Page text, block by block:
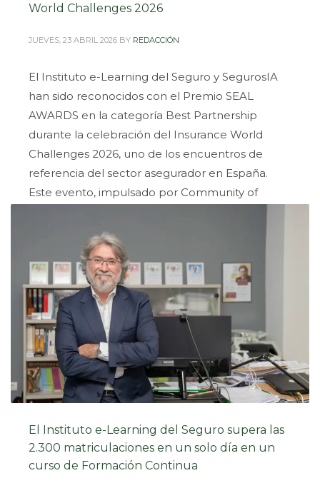
World Challenges 2026
JUEVES, 23 ABRIL 2026 BY REDACCIÓN
El Instituto e-Learning del Seguro y SegurosIA
han sido reconocidos con el Premio SEAL
AWARDS en la categoría Best Partnership
durante la celebración del Insurance World
Challenges 2026, uno de los encuentros de
referencia del sector asegurador en España.
Este evento, impulsado por Community of
PUBLISHED IN NOTICIAS
TAGGED UNDER: #ABRIL2026, #FORMACION,#IES,
#INSTITUTOELEARNINDELSEGURO, #INSURANCEWORLDCHALLENGES
#SEALAWARDS,#SEGUROSIA
El Instituto e-Learning del Seguro supera las
2.300 matriculaciones en un solo día en un
curso de Formación Continua